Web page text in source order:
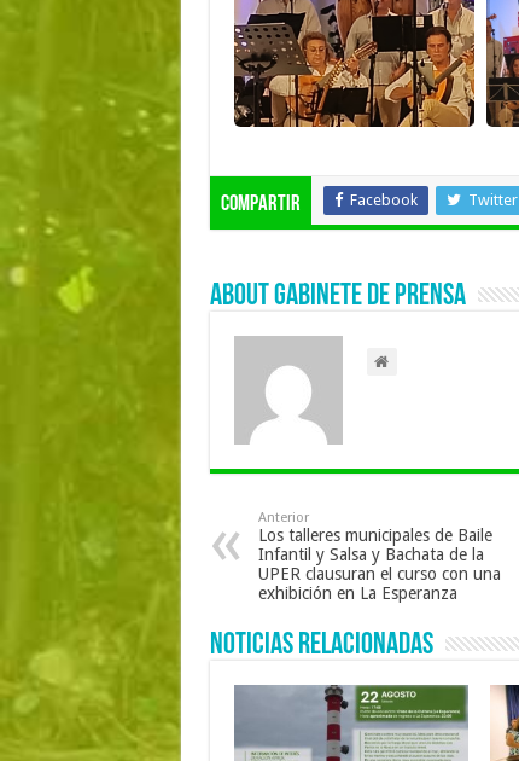
Compartir Facebook Twitter
About Gabinete de Prensa
Anterior
Los talleres municipales de Baile
Infantil y Salsa y Bachata de la
UPER clausuran el curso con una
exhibición en La Esperanza
Noticias Relacionadas